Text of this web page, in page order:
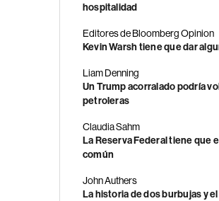
hospitalidad
Editores de Bloomberg Opinion
Kevin Warsh tiene que dar
Liam Denning
Un Trump acorralado podría
petroleras
Claudia Sahm
La Reserva Federal tiene que
común
John Authers
La historia de dos burbujas y